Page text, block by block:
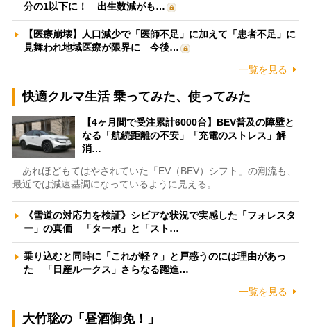
分の1以下に！ 出生数減がも…
【医療崩壊】人口減少で「医師不足」に加えて「患者不足」に
見舞われ地域医療が限界に 今後…
一覧を見る
快適クルマ生活 乗ってみた、使ってみた
【4ヶ月間で受注累計6000台】BEV普及の障壁と
なる「航続距離の不安」「充電のストレス」解
消…
あれほどもてはやされていた「EV（BEV）シフト」の潮流も、
最近では減速基調になっているように見える。…
《雪道の対応力を検証》シビアな状況で実感した「フォレスタ
ー」の真価 「ターボ」と「スト…
乗り込むと同時に「これが軽？」と戸惑うのには理由があっ
た 「日産ルークス」さらなる躍進…
一覧を見る
大竹聡の「昼酒御免！」